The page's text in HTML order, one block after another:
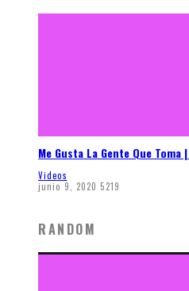
Me Gusta La Gente Que Toma
Videos
junio 9, 2020 5219
RANDOM